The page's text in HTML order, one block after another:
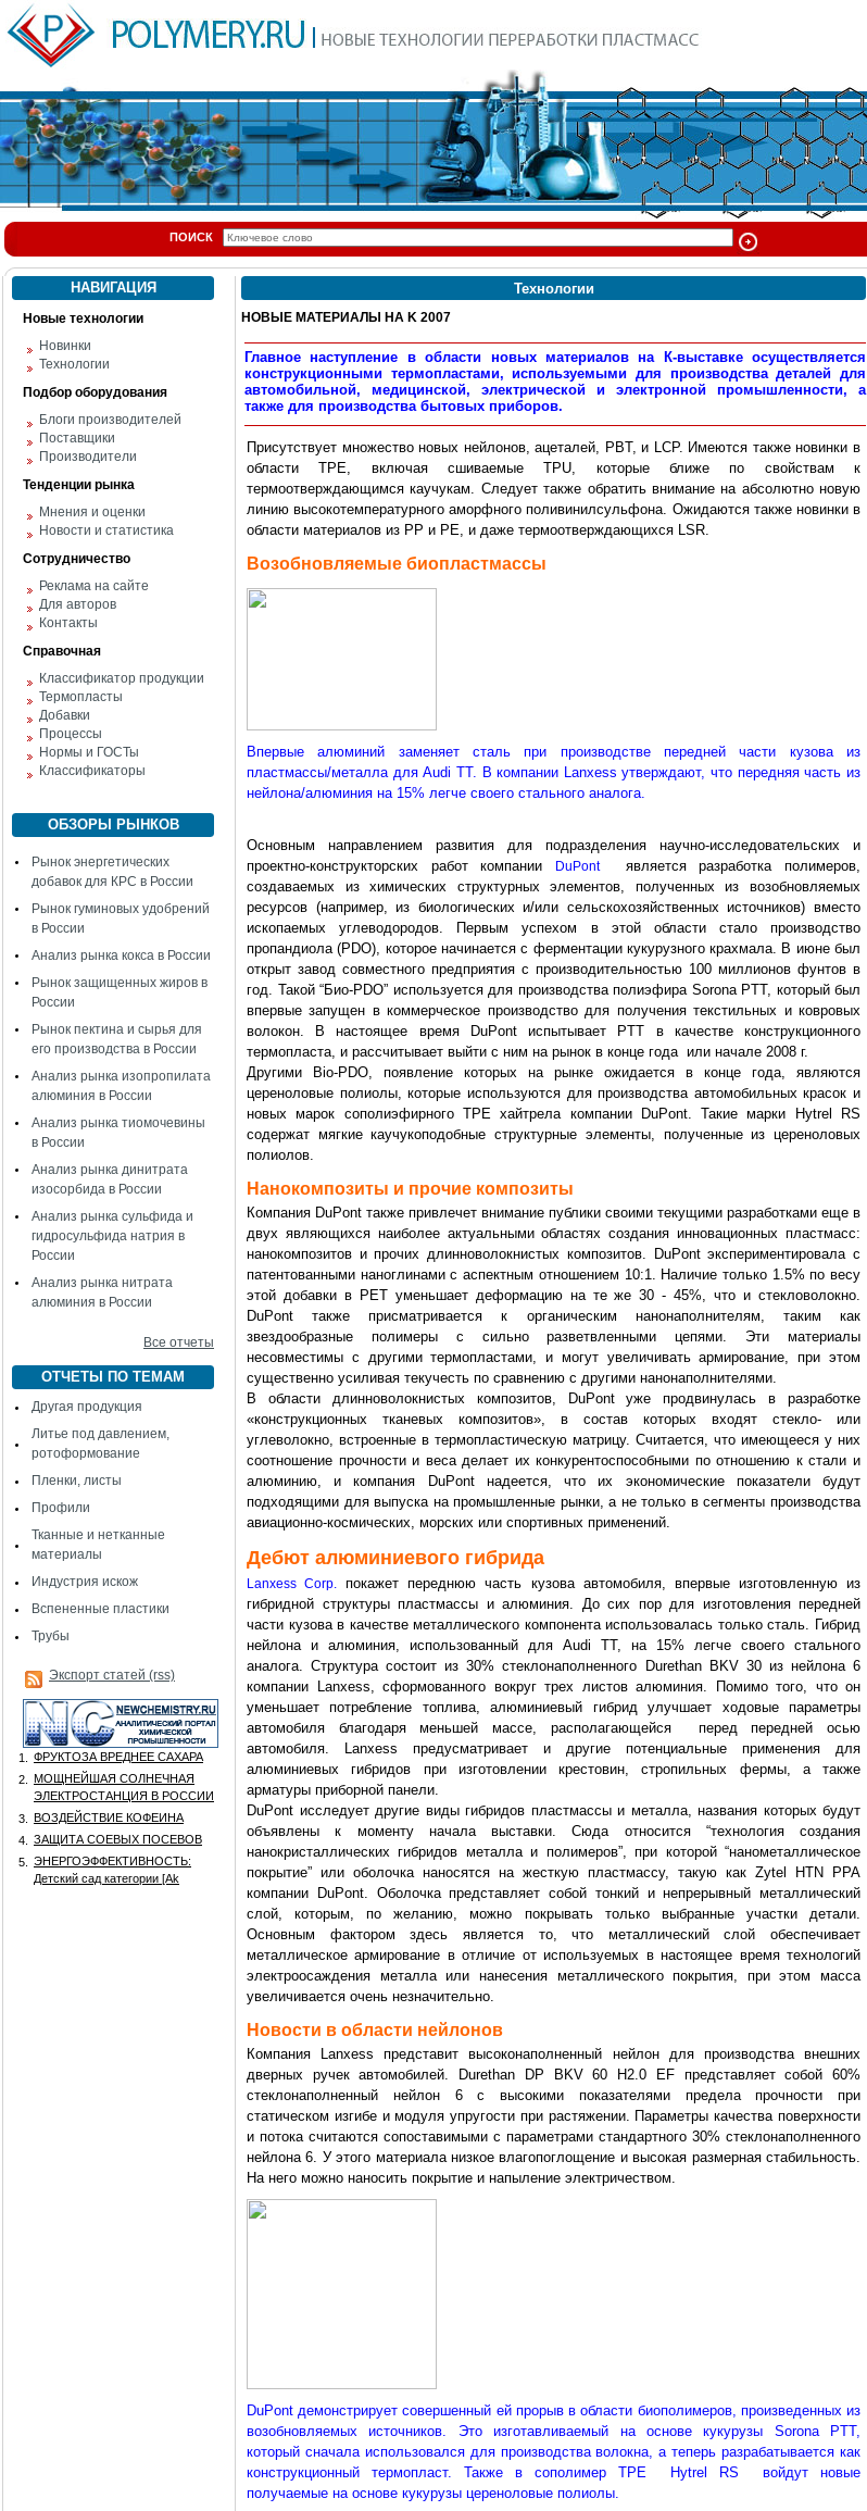
ПОИСК
НАВИГАЦИЯ
Новые технологии
Новинки
Технологии
Подбор оборудования
Блоги производителей
Поставщики
Производители
Тенденции рынка
Мнения и оценки
Новости и статистика
Сотрудничество
Реклама на сайте
Для авторов
Контакты
Справочная
Классификатор продукции
Термопласты
Добавки
Процессы
Нормы и ГОСТы
Классификаторы
ОБЗОРЫ РЫНКОВ
Рынок энергетических
добавок для КРС в России
Рынок гуминовых удобрений
в России
Анализ рынка кокса в России
Рынок защищенных жиров в
России
Рынок пектина и сырья для
его производства в России
Анализ рынка изопропилата
алюминия в России
Анализ рынка тиомочевины
в России
Анализ рынка динитрата
изосорбида в России
Анализ рынка сульфида и
гидросульфида натрия в
России
Анализ рынка нитрата
алюминия в России
Все отчеты
ОТЧЕТЫ ПО ТЕМАМ
Другая продукция
Литье под давлением,
ротоформование
Пленки, листы
Профили
Тканные и нетканные
материалы
Индустрия искож
Вспененные пластики
Трубы
Экспорт статей (rss)
1.
ФРУКТОЗА ВРЕДНЕЕ САХАРА
2.
МОЩНЕЙШАЯ СОЛНЕЧНАЯ
ЭЛЕКТРОСТАНЦИЯ В РОССИИ
3.
ВОЗДЕЙСТВИЕ КОФЕИНА
4.
ЗАЩИТА СОЕВЫХ ПОСЕВОВ
5.
ЭНЕРГОЭФФЕКТИВНОСТЬ:
Детский сад категории [Аk
Технологии
НОВЫЕ МАТЕРИАЛЫ НА K 2007
Главное наступление в области новых материалов на К-выставке осуществляется
конструкционными термопластами, используемыми для производства деталей для
автомобильной, медицинской, электрической и электронной промышленности, а
также для производства бытовых приборов.
Присутствует множество новых нейлонов, ацеталей, PBT, и LCP. Имеются также новинки в
области TPE, включая сшиваемые TPU, которые ближе по свойствам к
термоотверждающимся каучукам. Следует также обратить внимание на абсолютно новую
линию высокотемпературного аморфного поливинилсульфона. Ожидаются также новинки в
области материалов из PP и PE, и даже термоотверждающихся LSR.
Возобновляемые биопластмассы
Впервые алюминий заменяет сталь при производстве передней части кузова из
пластмассы/металла для Audi TT. В компании Lanxess утверждают, что передняя часть из
нейлона/алюминия на 15% легче своего стального аналога.
Основным направлением развития для подразделения научно-исследовательских и
проектно-конструкторских работ компании
DuPont
является разработка полимеров,
создаваемых из химических структурных элементов, полученных из возобновляемых
ресурсов (например, из биологических и/или сельскохозяйственных источников) вместо
ископаемых углеводородов. Первым успехом в этой области стало производство
пропандиола (PDO), которое начинается с ферментации кукурузного крахмала. В июне был
открыт завод совместного предприятия с производительностью 100 миллионов фунтов в
год. Такой “Био-PDO” используется для производства полиэфира Sorona PTT, который был
впервые запущен в коммерческое производство для получения текстильных и ковровых
волокон. В настоящее время DuPont испытывает PTT в качестве конструкционного
термопласта, и рассчитывает выйти с ним на рынок в конце года или начале 2008 г.
Другими Bio-PDO, появление которых на рынке ожидается в конце года, являются
цереноловые полиолы, которые используются для производства автомобильных красок и
новых марок сополиэфирного ТРЕ хайтрела компании DuPont. Такие марки Hytrel RS
содержат мягкие каучукоподобные структурные элементы, полученные из цереноловых
полиолов.
Нанокомпозиты и прочие композиты
Компания DuPont также привлечет внимание публики своими текущими разработками еще в
двух являющихся наиболее актуальными областях создания инновационных пластмасс:
нанокомпозитов и прочих длинноволокнистых композитов. DuPont экспериментировала с
патентованными наноглинами с аспектным отношением 10:1. Наличие только 1.5% по весу
этой добавки в PET уменьшает деформацию на те же 30 - 45%, что и стекловолокно.
DuPont также присматривается к органическим нанонаполнителям, таким как
звездообразные полимеры с сильно разветвленными цепями. Эти материалы
несовместимы с другими термопластами, и могут увеличивать армирование, при этом
существенно усиливая текучесть по сравнению с другими нанонаполнителями.
В области длинноволокнистых композитов, DuPont уже продвинулась в разработке
«конструкционных тканевых композитов», в состав которых входят стекло- или
углеволокно, встроенные в термопластическую матрицу. Считается, что имеющееся у них
соотношение прочности и веса делает их конкурентоспособными по отношению к стали и
алюминию, и компания DuPont надеется, что их экономические показатели будут
подходящими для выпуска на промышленные рынки, а не только в сегменты производства
авиационно-космических, морских или спортивных применений.
Дебют алюминиевого гибрида
Lanxess Corp. покажет переднюю часть кузова автомобиля, впервые изготовленную из
гибридной структуры пластмассы и алюминия. До сих пор для изготовления передней
части кузова в качестве металлического компонента использовалась только сталь. Гибрид
нейлона и алюминия, использованный для Audi TT, на 15% легче своего стального
аналога. Структура состоит из 30% стеклонаполненного Durethan BKV 30 из нейлона 6
компании Lanxess, сформованного вокруг трех листов алюминия. Помимо того, что он
уменьшает потребление топлива, алюминиевый гибрид улучшает ходовые параметры
автомобиля благодаря меньшей массе, располагающейся перед передней осью
автомобиля. Lanxess предусматривает и другие потенциальные применения для
алюминиевых гибридов при изготовлении крестовин, стропильных фермы, а также
арматуры приборной панели.
DuPont исследует другие виды гибридов пластмассы и металла, названия которых будут
объявлены к моменту начала выставки. Сюда относится “технология создания
нанокристаллических гибридов металла и полимеров”, при которой “нанометаллическое
покрытие” или оболочка наносятся на жесткую пластмассу, такую как Zytel HTN PPA
компании DuPont. Оболочка представляет собой тонкий и непрерывный металлический
слой, которым, по желанию, можно покрывать только выбранные участки детали.
Основным фактором здесь является то, что металлический слой обеспечивает
металлическое армирование в отличие от используемых в настоящее время технологий
электроосаждения металла или нанесения металлического покрытия, при этом масса
увеличивается очень незначительно.
Новости в области нейлонов
Компания Lanxess представит высоконаполненный нейлон для производства внешних
дверных ручек автомобилей. Durethan DP BKV 60 H2.0 EF представляет собой 60%
стеклонаполненный нейлон 6 с высокими показателями предела прочности при
статическом изгибе и модуля упругости при растяжении. Параметры качества поверхности
и потока считаются сопоставимыми с параметрами стандартного 30% стеклонаполненного
нейлона 6. У этого материала низкое влагопоглощение и высокая размерная стабильность.
На него можно наносить покрытие и напыление электричеством.
DuPont демонстрирует совершенный ей прорыв в области биополимеров, произведенных из
возобновляемых источников. Это изготавливаемый на основе кукурузы Sorona PTT,
который сначала использовался для производства волокна, а теперь разрабатывается как
конструкционный термопласт. Также в сополимер ТРЕ Hytrel RS войдут новые
получаемые на основе кукурузы цереноловые полиолы.